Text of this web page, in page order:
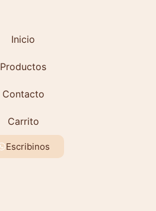
Inicio
Productos
Contacto
Carrito
Escribinos